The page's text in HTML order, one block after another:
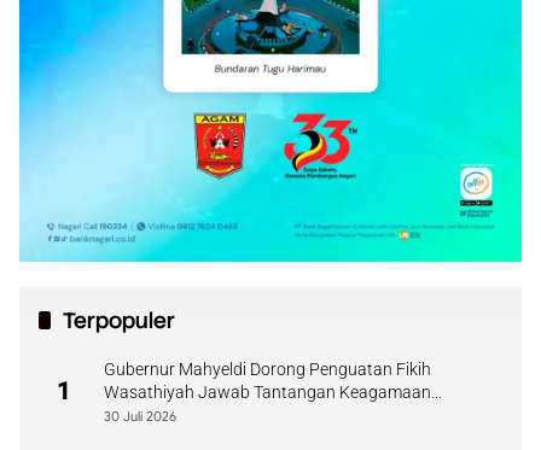
Terpopuler
1
Gubernur Mahyeldi Dorong Penguatan Fikih
Wasathiyah Jawab Tantangan Keagamaan
Kontemporer
30 Juli 2026